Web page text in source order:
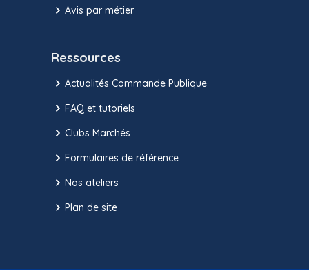
Avis par métier
Ressources
Actualités Commande Publique
FAQ et tutoriels
Clubs Marchés
Formulaires de référence
Nos ateliers
Plan de site